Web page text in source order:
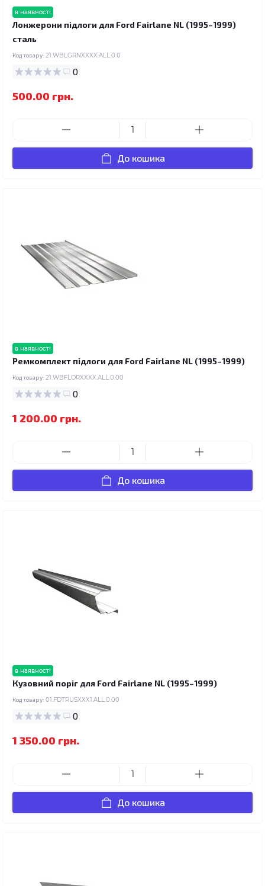
в наявності
Лонжерони підлоги для Ford Fairlane NL (1995–1999)
сталь
Код товару: 21.WBLGRNXXXX.ALL.0.0
0
500.00 грн.
До кошика
в наявності
Ремкомплект підлоги для Ford Fairlane NL (1995–1999)
Код товару: 21.WBFLORXXXX.ALL.0.00
0
1 200.00 грн.
До кошика
в наявності
Кузовний поріг для Ford Fairlane NL (1995–1999)
Код товару: 01.FDTRUSXXX1.ALL.0.00
0
1 350.00 грн.
До кошика